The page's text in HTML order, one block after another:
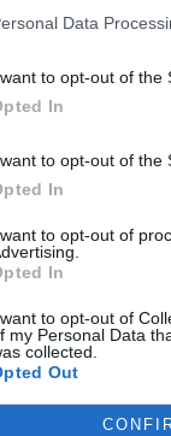
Data
to opt-out of the
In
to opt-out of the
In
to opt-out of
In
to opt-out of
my Personal Data
collected.
Out